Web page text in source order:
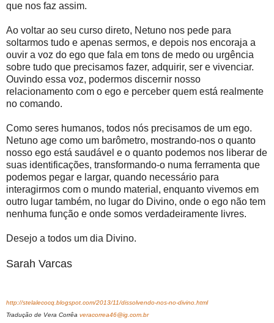
que nos faz assim.
Ao voltar ao seu curso direto, Netuno nos pede para
soltarmos tudo e apenas sermos, e depois nos encoraja a
ouvir a voz do ego que fala em tons de medo ou urgência
sobre tudo que precisamos fazer, adquirir, ser e vivenciar.
Ouvindo essa voz, podermos discernir nosso
relacionamento com o ego e perceber quem está realmente
no comando.
Como seres humanos, todos nós precisamos de um ego.
Netuno age como um barômetro, mostrando-nos o quanto
nosso ego está saudável e o quanto podemos nos liberar de
suas identificações, transformando-o numa ferramenta que
podemos pegar e largar, quando necessário para
interagirmos com o mundo material, enquanto vivemos em
outro lugar também, no lugar do Divino, onde o ego não tem
nenhuma função e onde somos verdadeiramente livres.
Desejo a todos um dia Divino.
Sarah Varcas
http://stelalecocq.blogspot.com/2013/11/dissolvendo-nos-no-divino.html
Tradução de Vera Corrêa veracorrea46@ig.com.br